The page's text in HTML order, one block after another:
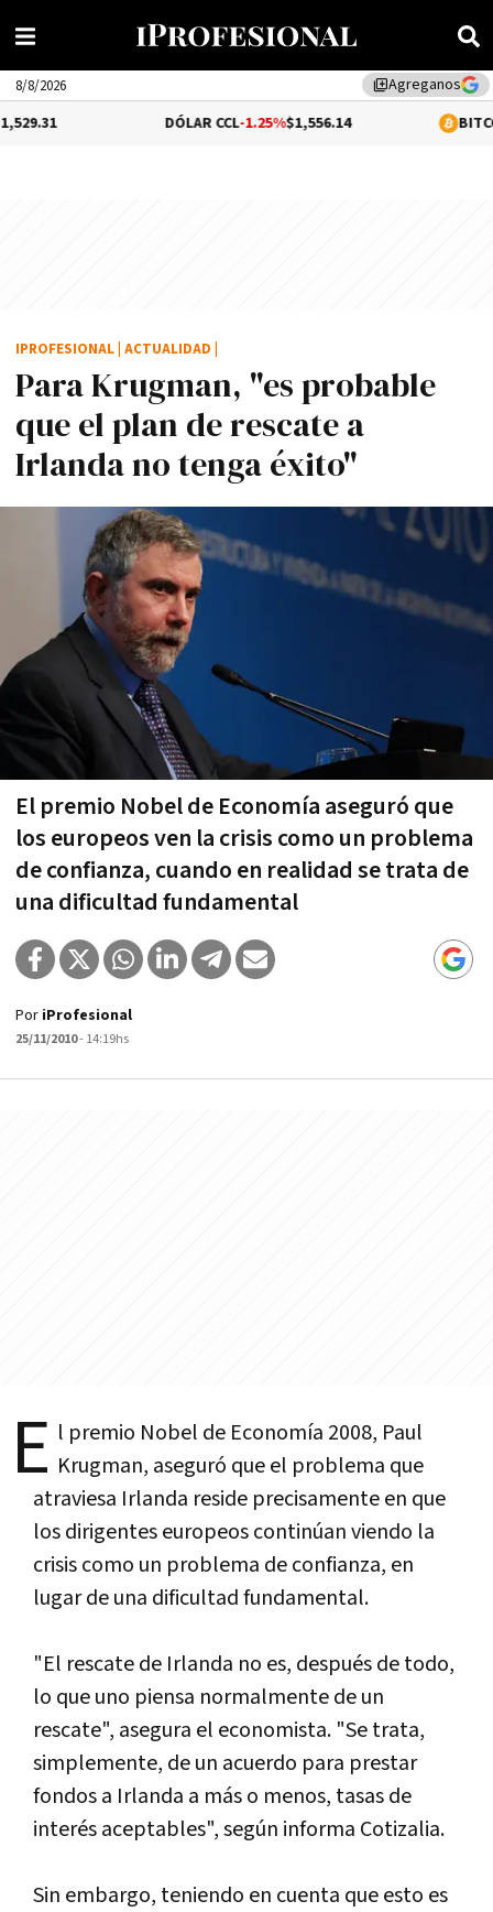
library_addAgreganos
8/8/2026
-1.25%$1,556.14 0.1%
Para Krugman, "es probable
que el plan de rescate a
Irlanda no tenga éxito"
El premio Nobel de Economía aseguró que
los europeos ven la crisis como un problema
de confianza, cuando en realidad se trata de
una dificultad fundamental
IPROFESIONAL ACTUALIDAD
Por iProfesional
25/11/2010- 14:19hs
E l premio Nobel de Economía 2008, Paul
Krugman, aseguró que el problema que
atraviesa Irlanda reside precisamente en que
los dirigentes europeos continúan viendo la
crisis como un problema de confianza, en
lugar de una dificultad fundamental.
"El rescate de Irlanda no es, después de todo,
lo que uno piensa normalmente de un
rescate", asegura el economista. "Se trata,
simplemente, de un acuerdo para prestar
fondos a Irlanda a más o menos, tasas de
interés aceptables", según informa Cotizalia.
Sin embargo, teniendo en cuenta que esto es